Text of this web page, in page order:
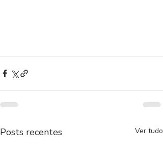
Posts recentes Ver tudo